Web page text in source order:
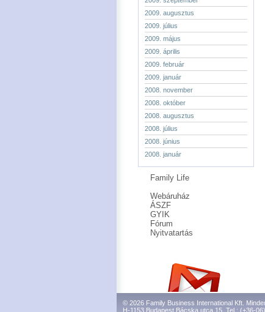
2009. augusztus
2009. július
2009. május
2009. április
2009. február
2009. január
2008. november
2008. október
2008. augusztus
2008. július
2008. június
2008. január
Family Life
Webáruház
ÁSZF
GYIK
Fórum
Nyitvatartás
© 2026 Family Business International Kft.
H-1153 Budapest Bácska utca 15. Tel.: (+36-